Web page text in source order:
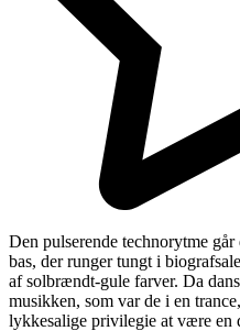
Den pulserende technorytme
bas, der runger tungt i
af solbrændt-gule farver. Da
musikken, som var de i en
lykkesalige privilegie at være en